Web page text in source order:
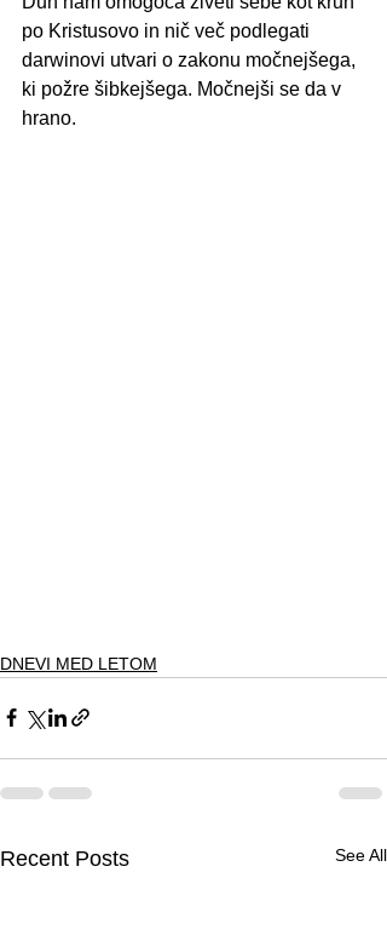
po Kristusovo in nič več podlegati
darwinovi utvari o zakonu močnejšega,
ki požre šibkejšega. Močnejši se da v
hrano.
DNEVI MED LETOM
Recent Posts See All